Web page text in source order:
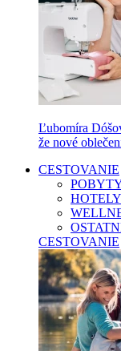
Ľubomíra
že nové
CESTOVANIE
HOTELY
CESTOVANIE